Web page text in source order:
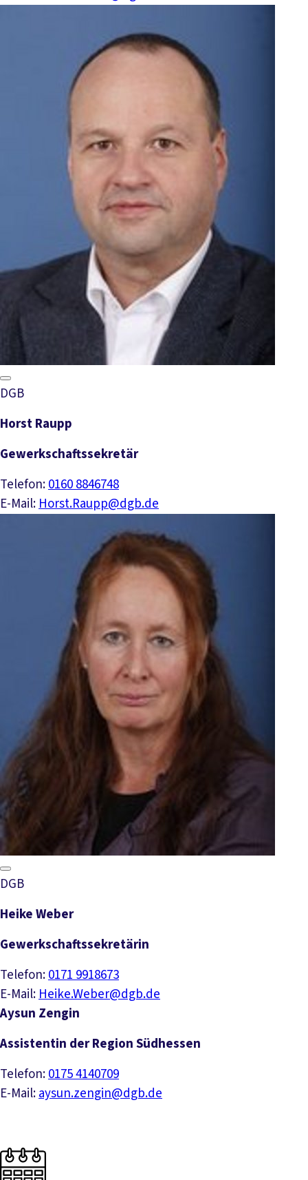
DGB
Horst Raupp
Gewerkschaftssekretär
Telefon:0160 8846748
E-Mail:Horst.Raupp@dgb.de
DGB
Heike Weber
Gewerkschaftssekretärin
Telefon:0171 9918673
E-Mail:Heike.Weber@dgb.de
Aysun Zengin
Assistentin der Region Südhessen
Telefon:0175 4140709
E-Mail:aysun.zengin@dgb.de